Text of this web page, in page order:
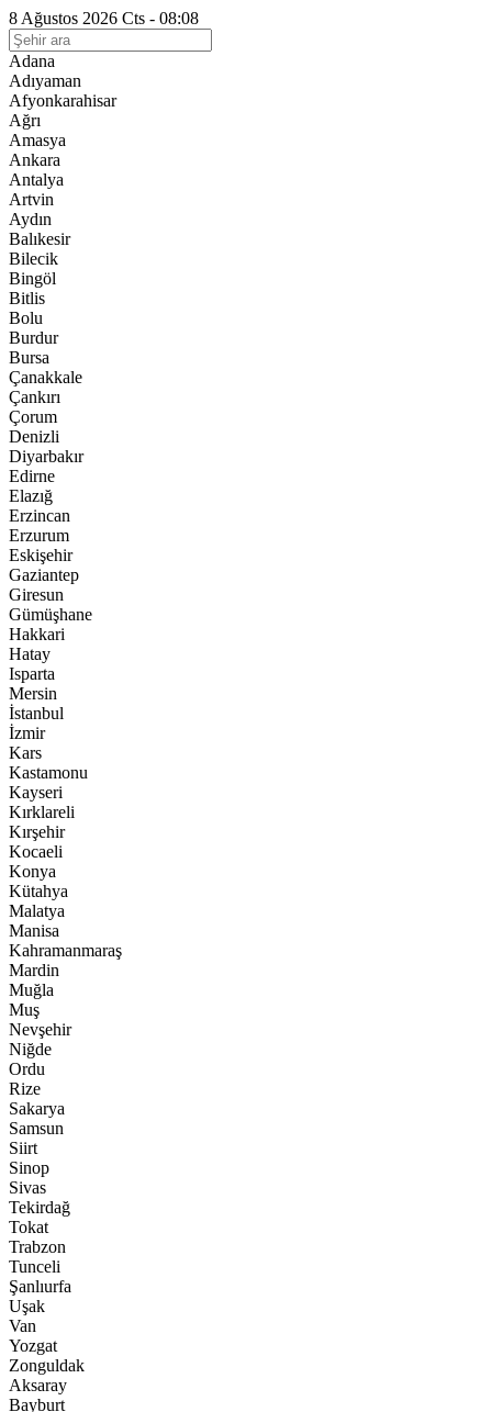
8 Ağustos 2026 Cts - 08:08
Adana
Adıyaman
Afyonkarahisar
Ağrı
Amasya
Ankara
Antalya
Artvin
Aydın
Balıkesir
Bilecik
Bingöl
Bitlis
Bolu
Burdur
Bursa
Çanakkale
Çankırı
Çorum
Denizli
Diyarbakır
Edirne
Elazığ
Erzincan
Erzurum
Eskişehir
Gaziantep
Giresun
Gümüşhane
Hakkari
Hatay
Isparta
Mersin
İstanbul
İzmir
Kars
Kastamonu
Kayseri
Kırklareli
Kırşehir
Kocaeli
Konya
Kütahya
Malatya
Manisa
Kahramanmaraş
Mardin
Muğla
Muş
Nevşehir
Niğde
Ordu
Rize
Sakarya
Samsun
Siirt
Sinop
Sivas
Tekirdağ
Tokat
Trabzon
Tunceli
Şanlıurfa
Uşak
Van
Yozgat
Zonguldak
Aksaray
Bayburt